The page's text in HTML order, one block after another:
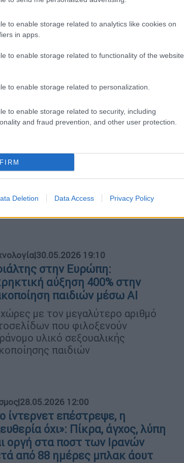
to enable storage related to analytics like cookies on
in apps.
to enable storage related to functionality of the website
to enable storage related to personalization.
to enable storage related to security, including
and fraud prevention, and other user protection.
Deletion Data Access Privacy Policy
ανθρώπινες σχέσεις, την
τα παιδιά, το διαδίκτυο
την ψυχική υγεία στη σύγχρονη
09.06.2026 08:15
του σκληρού σας δίσκου
τεχνική παρακολούθησης
|30.05.2026 19:10
στην Ευρώπη:
αύξηση 400% στην
παιδιών μέσω AI
με τον μεγαλύτερο αριθμό
που φιλοξενούν
υλικό σεξουαλικής
παιδιών
|28.05.2026 12:00
ίντερνετ επέστρεψε, η
όχι»: Πίκρα, άγχος, λύπη
οργή στα ποστ των Ιρανών
από 88 ημέρες μπλακ άουτ